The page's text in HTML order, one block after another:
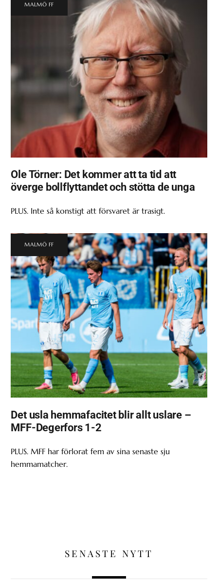
MALMÖ FF
Ole Törner: Det kommer att ta tid att
överge bollflyttandet och stötta de unga
PLUS. Inte så konstigt att försvaret är trasigt.
MALMÖ FF
Det usla hemmafacitet blir allt uslare –
MFF-Degerfors 1-2
PLUS. MFF har förlorat fem av sina senaste sju
hemmamatcher.
SENASTE NYTT